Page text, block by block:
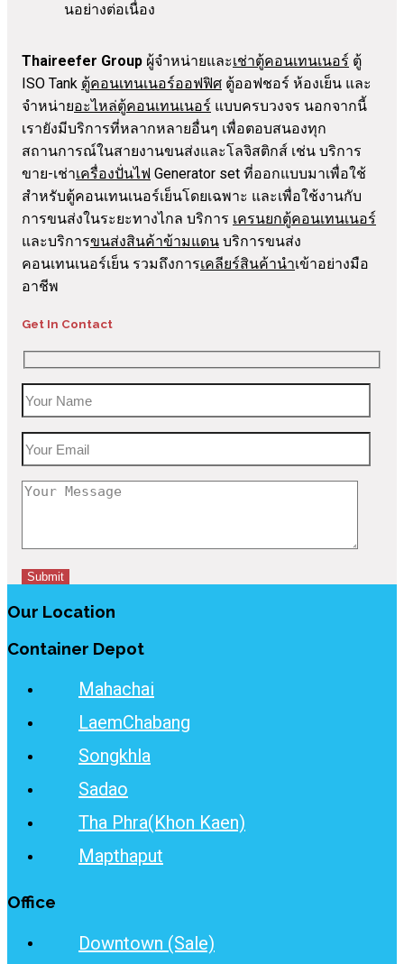
นอย่างต่อเนื่อง
Thaireefer Group ผู้จำหน่ายและเช่าตู้คอนเทนเนอร์ ตู้
ISO Tank ตู้คอนเทนเนอร์ออฟฟิศ ตู้ออฟชอร์ ห้องเย็น และ
จำหน่ายอะไหล่ตู้คอนเทนเนอร์ แบบครบวงจร นอกจากนี้
เรายังมีบริการที่หลากหลายอื่นๆ เพื่อตอบสนองทุก
สถานการณ์ในสายงานขนส่งและโลจิสติกส์ เช่น บริการ
ขาย-เช่าเครื่องปั่นไฟ Generator set ที่ออกแบบมาเพื่อใช้
สำหรับตู้คอนเทนเนอร์เย็นโดยเฉพาะ และเพื่อใช้งานกับ
การขนส่งในระยะทางไกล บริการ เครนยกตู้คอนเทนเนอร์
และบริการขนส่งสินค้าข้ามแดน บริการขนส่ง
คอนเทนเนอร์เย็น รวมถึงการเคลียร์สินค้านำเข้าอย่างมือ
อาชีพ
Get In Contact
Our Location
Container Depot
Mahachai
LaemChabang
Songkhla
Sadao
Tha Phra(Khon Kaen)
Mapthaput
Office
Downtown (Sale)